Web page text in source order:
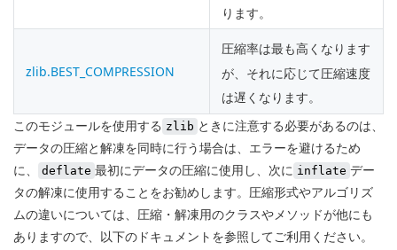
ります。
zlib.BEST_COMPRESSION
圧縮率は最も高くなります
が、それに応じて圧縮速度
は遅くなります。
このモジュールを使用する zlib ときに注意する必要があるのは、
データの圧縮と解凍を同時に行う場合は、エラーを避けるため
に、
deflate 最初にデータの圧縮に使用し、次に inflate デー
タの解凍に使用することをお勧めします。圧縮形式やアルゴリズ
ムの違いについては、圧縮・解凍用のクラスやメソッドが他にも
ありますので、以下のドキュメントを参照してご利用ください。